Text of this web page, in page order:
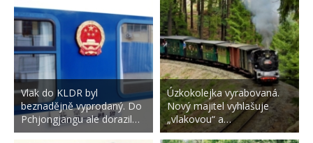
Vlak do KLDR byl
beznadějně vyprodaný. Do
Pchjongjangu ale dorazil…
Úzkokolejka vyrabovaná.
Nový majitel vyhlašuje
„vlakovou“ a…